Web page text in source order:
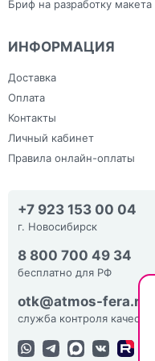
Бриф на разработку макета
ИНФОРМАЦИЯ
Доставка
Оплата
Контакты
Личный кабинет
Правила онлайн-оплаты
+7 923 153 00 04
г. Новосибирск
8 800 700 49 34
бесплатно для РФ
otk@atmos-fera.ru
служба контроля качества